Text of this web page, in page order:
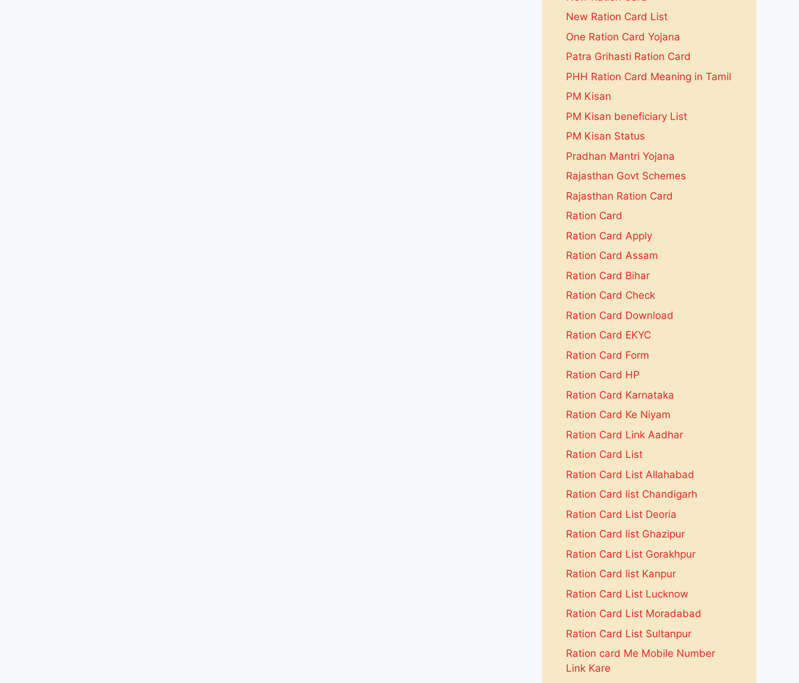
New Ration Card List
One Ration Card Yojana
Patra Grihasti Ration Card
PHH Ration Card Meaning in Tamil
PM Kisan
PM Kisan beneficiary List
PM Kisan Status
Pradhan Mantri Yojana
Rajasthan Govt Schemes
Rajasthan Ration Card
Ration Card
Ration Card Apply
Ration Card Assam
Ration Card Bihar
Ration Card Check
Ration Card Download
Ration Card EKYC
Ration Card Form
Ration Card HP
Ration Card Karnataka
Ration Card Ke Niyam
Ration Card Link Aadhar
Ration Card List
Ration Card List Allahabad
Ration Card list Chandigarh
Ration Card List Deoria
Ration Card list Ghazipur
Ration Card List Gorakhpur
Ration Card list Kanpur
Ration Card List Lucknow
Ration Card List Moradabad
Ration Card List Sultanpur
Ration card Me Mobile Number
Link Kare